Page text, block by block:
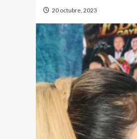
20 octubre, 2023